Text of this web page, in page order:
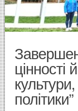
цінності
політики”